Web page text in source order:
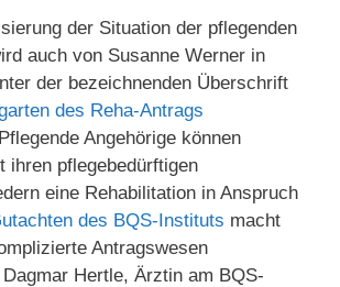
der Situation der pflegenden
auch von Susanne Werner in
der bezeichnenden Überschrift
des Reha-Antrags
Angehörige können
ihren pflegebedürftigen
eine Rehabilitation in Anspruch
des BQS-Instituts macht
Antragswesen
Hertle, Ärztin am BQS-